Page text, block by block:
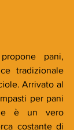
pani,
tradizionale
Arrivato al
per pani
è un vero
costante di